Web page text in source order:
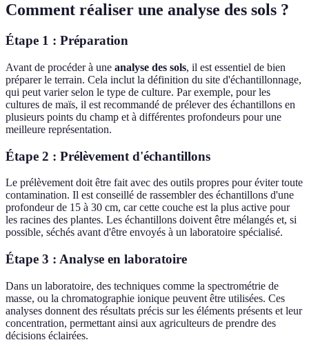
Comment réaliser une analyse des sols ?
Étape 1 : Préparation
Avant de procéder à une analyse des sols, il est essentiel de bien
préparer le terrain. Cela inclut la définition du site d'échantillonnage,
qui peut varier selon le type de culture. Par exemple, pour les
cultures de maïs, il est recommandé de prélever des échantillons en
plusieurs points du champ et à différentes profondeurs pour une
meilleure représentation.
Étape 2 : Prélèvement d'échantillons
Le prélèvement doit être fait avec des outils propres pour éviter toute
contamination. Il est conseillé de rassembler des échantillons d'une
profondeur de 15 à 30 cm, car cette couche est la plus active pour
les racines des plantes. Les échantillons doivent être mélangés et, si
possible, séchés avant d'être envoyés à un laboratoire spécialisé.
Étape 3 : Analyse en laboratoire
Dans un laboratoire, des techniques comme la spectrométrie de
masse, ou la chromatographie ionique peuvent être utilisées. Ces
analyses donnent des résultats précis sur les éléments présents et leur
concentration, permettant ainsi aux agriculteurs de prendre des
décisions éclairées.